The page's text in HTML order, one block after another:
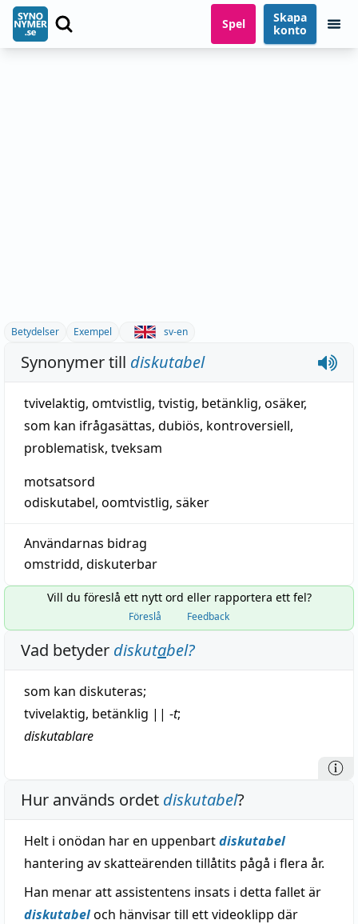
Spel
Skapa
konto
Betydelser Exempel sv-en
Synonymer till diskutabel
tvivelaktig, omtvistlig, tvistig, betänklig, osäker,
som kan ifrågasättas, dubiös, kontroversiell,
problematisk, tveksam
motsatsord
odiskutabel, oomtvistlig, säker
Användarnas bidrag
omstridd, diskuterbar
Vill du föreslå ett nytt ord eller rapportera ett fel?
Föreslå Feedback
Vad betyder diskutabel?
som kan diskuteras;
tvivelaktig, betänklig || -t;
diskutablare
Hur används ordet diskutabel?
Helt i onödan har en uppenbartdiskutabel
hantering av skatteärenden tillåtits pågå i flera år.
Han menar att assistentens insats i detta fallet är
diskutabeloch hänvisar till ett videoklipp där